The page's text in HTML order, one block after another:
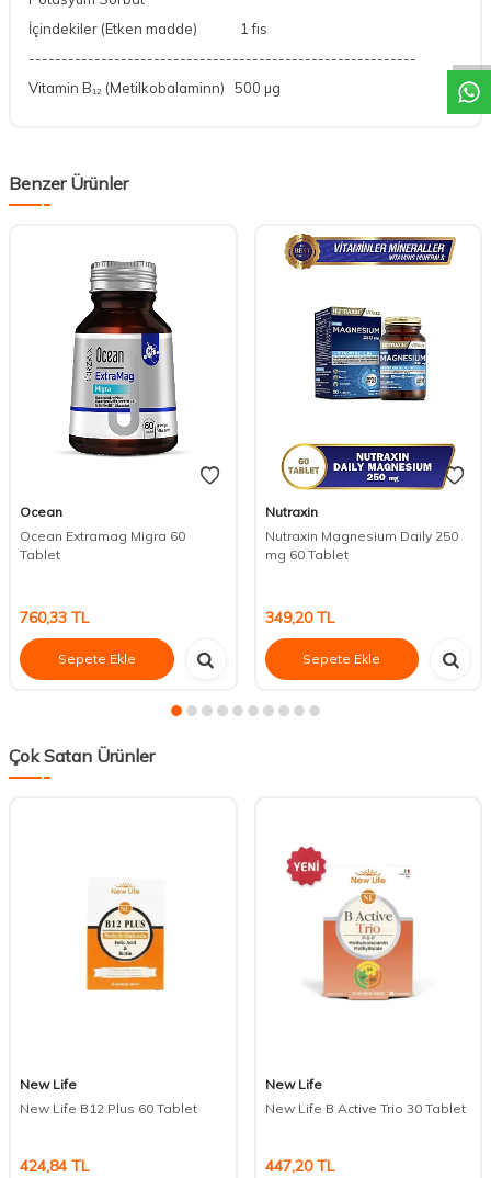
İçindekiler (Etken madde)
1 fıs
-----------------------------------------------------------
Vitamin B₁₂ (Metilkobalaminn)
500 µg
Benzer Ürünler
Ocean
Ocean Extramag Migra 60
Tablet
760,33 TL
Sepete Ekle
Nutraxin
Nutraxin Magnesium Daily 250
mg 60 Tablet
349,20TL
Sepete Ekle
Çok Satan Ürünler
New Life
New Life B12 Plus 60 Tablet
424,84 TL
New Life
New Life B Active Trio 30 Tablet
447,20TL